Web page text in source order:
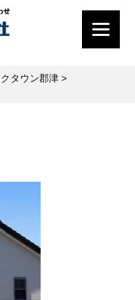
タウン郡津 >